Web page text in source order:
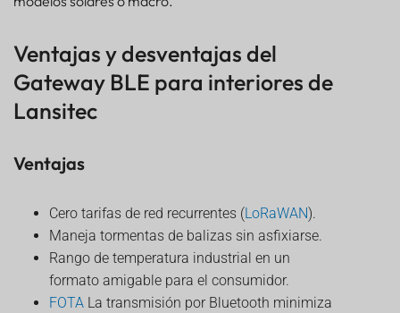
Ventajas y desventajas del
Gateway BLE para interiores de
Lansitec
Ventajas
Cero tarifas de red recurrentes (LoRaWAN).
Maneja tormentas de balizas sin asfixiarse.
Rango de temperatura industrial en un
formato amigable para el consumidor.
FOTA La transmisión por Bluetooth minimiza